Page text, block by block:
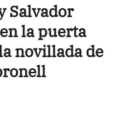
Salvador
la puerta
novillada de